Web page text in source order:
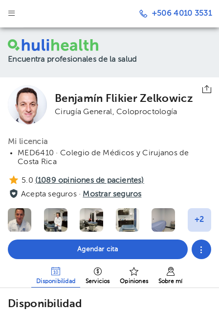
+506 4010 3531
Encuentra profesionales de la salud
Benjamín Flikier Zelkowicz
Cirugía General Coloproctología
Mi licencia
MED6410 · Colegio de Médicos y Cirujanos de
Costa Rica
5.0 (1089 opiniones de pacientes)
Acepta seguros · Mostrar seguros
Agendar cita
Disponibilidad Servicios Opiniones Sobre mí
Disponibilidad